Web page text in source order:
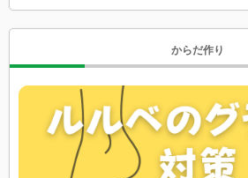
からだ作り